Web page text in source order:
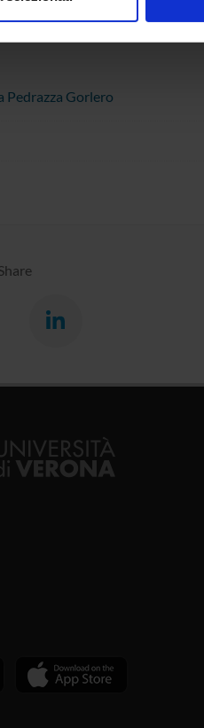
Pedrazza Gorlero